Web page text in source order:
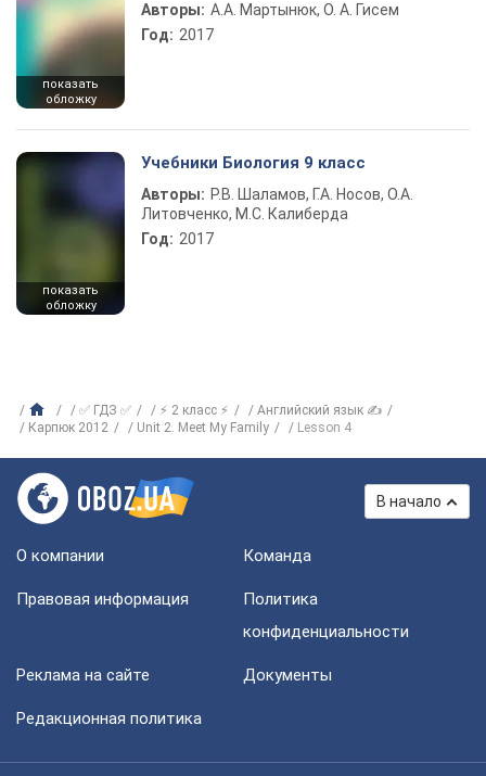
показать
обложку
Авторы: А.А. Мартынюк, О. А. Гисем
Год: 2017
показать
обложку
Учебники Биология 9 класс
Авторы: Р.В. Шаламов, Г.А. Носов, О.А.
Литовченко, М.С. Калиберда
Год: 2017
✅ ГДЗ ✅ ⚡ 2 класс ⚡
Английский язык ✍
Карпюк 2012
Unit 2. Meet My Family Lesson 4
В начало
О компании Команда
Правовая информация
Политика
конфиденциальности
Реклама на сайте Документы
Редакционная политика